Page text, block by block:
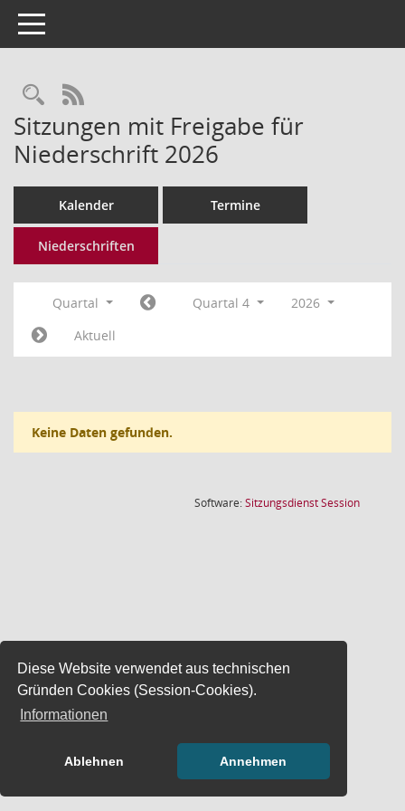
Diese Website verwendet aus technischen
Gründen Cookies (Session-Cookies).
Informationen
Ablehnen Annehmen
Toggle navigation
Rechercheauswahl
RSS-Feed
Sitzungen mit Freigabe für
Niederschrift 2026
Kalender Termine
Niederschriften
Quartal Quartal 4
2026
Aktuell
Keine Daten gefunden.
Software:SitzungsdienstSession(Wird in